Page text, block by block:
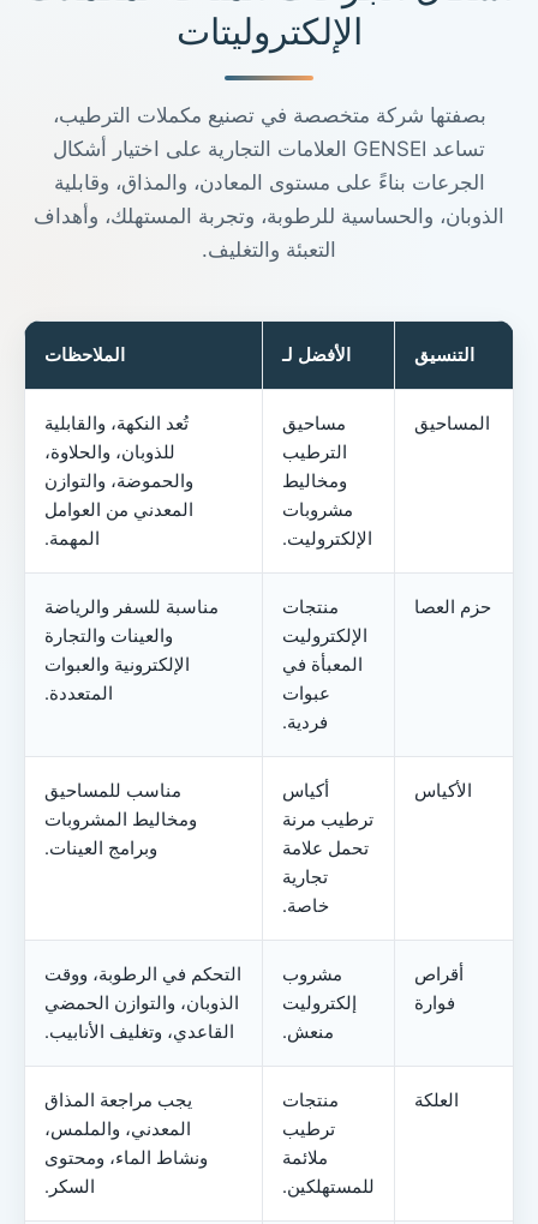
الإلكتروليتات
بصفتها شركة متخصصة في تصنيع مكملات الترطيب،
تساعد GENSEI العلامات التجارية على اختيار أشكال
الجرعات بناءً على مستوى المعادن، والمذاق، وقابلية
الذوبان، والحساسية للرطوبة، وتجربة المستهلك، وأهداف
التعبئة والتغليف.
التنسيق الأفضل لـ الملاحظات
المساحيق
مساحيق
الترطيب
ومخاليط
مشروبات
الإلكتروليت.
تُعد النكهة، والقابلية
للذوبان، والحلاوة،
والحموضة، والتوازن
المعدني من العوامل
المهمة.
حزم العصا
منتجات
الإلكتروليت
المعبأة في
عبوات
فردية.
مناسبة للسفر والرياضة
والعينات والتجارة
الإلكترونية والعبوات
المتعددة.
الأكياس
أكياس
ترطيب مرنة
تحمل علامة
تجارية
خاصة.
مناسب للمساحيق
ومخاليط المشروبات
وبرامج العينات.
أقراص
فوارة
مشروب
إلكتروليت
منعش.
التحكم في الرطوبة، ووقت
الذوبان، والتوازن الحمضي
القاعدي، وتغليف الأنابيب.
العلكة
منتجات
ترطيب
ملائمة
للمستهلكين.
يجب مراجعة المذاق
المعدني، والملمس،
ونشاط الماء، ومحتوى
السكر.